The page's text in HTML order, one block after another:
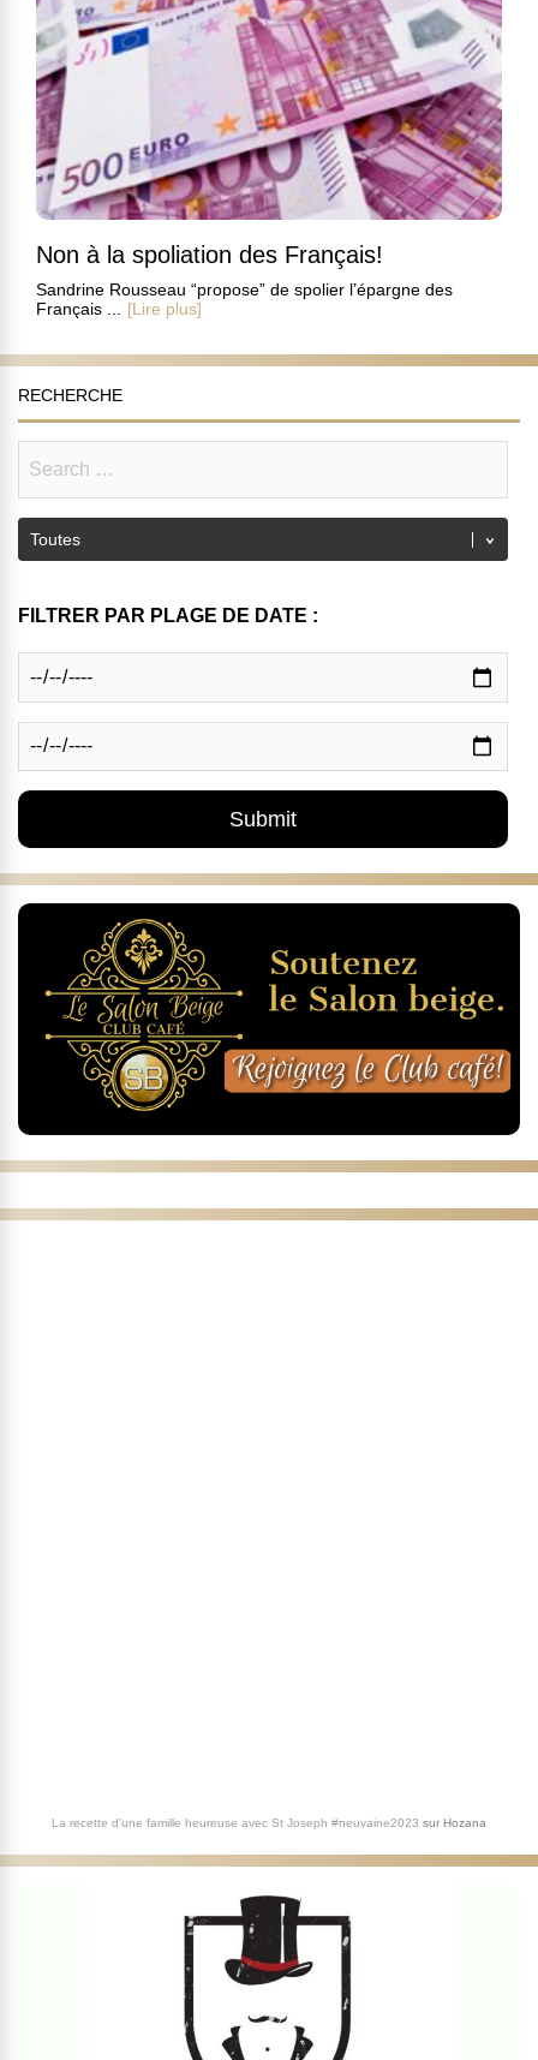
Non à la spoliation des Français!
Sandrine Rousseau “propose” de spolier l’épargne des
Français ... [Lire plus]
RECHERCHE
FILTRER PAR PLAGE DE DATE :
La recette d'une famille heureuse avec St Joseph #neuvaine2023 sur Hozana